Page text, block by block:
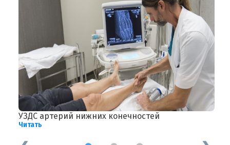
УЗДС артерий нижних конечностей
Читать